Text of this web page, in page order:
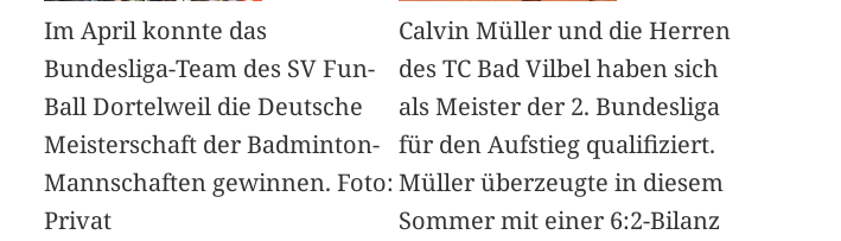
Im April konnte das
Bundesliga-Team des SV Fun-
Ball Dortelweil die Deutsche
Meisterschaft der Badminton-
Mannschaften gewinnen. Foto:
Privat
Calvin Müller und die Herren
des TC Bad Vilbel haben sich
als Meister der 2. Bundesliga
für den Aufstieg qualifiziert.
Müller überzeugte in diesem
Sommer mit einer 6:2-Bilanz